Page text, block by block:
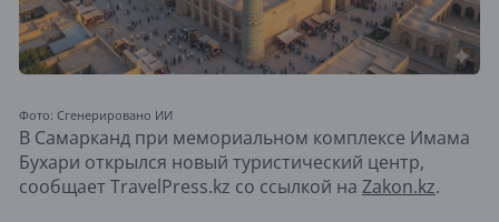
Фото: Сгенерировано ИИ
В Самарканд при мемориальном комплексе Имама
Бухари открылся новый туристический центр,
сообщает TravelPress.kz со ссылкой на Zakon.kz.